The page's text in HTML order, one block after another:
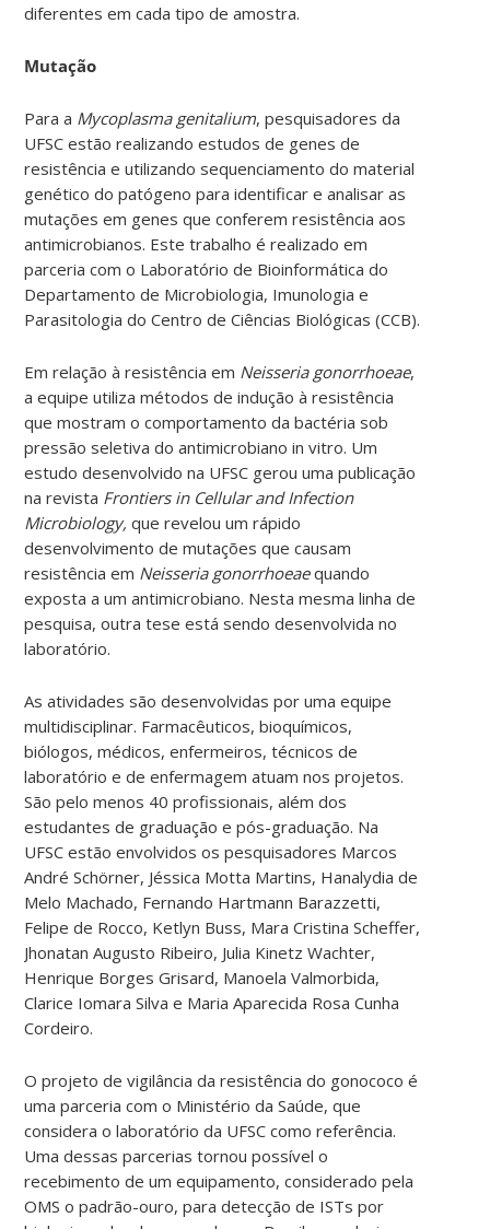
diferentes em cada tipo de amostra.
Mutação
Para a Mycoplasma genitalium, pesquisadores da
UFSC estão realizando estudos de genes de
resistência e utilizando sequenciamento do material
genético do patógeno para identificar e analisar as
mutações em genes que conferem resistência aos
antimicrobianos. Este trabalho é realizado em
parceria com o Laboratório de Bioinformática do
Departamento de Microbiologia, Imunologia e
Parasitologia do Centro de Ciências Biológicas (CCB).
Em relação à resistência em Neisseria gonorrhoeae,
a equipe utiliza métodos de indução à resistência
que mostram o comportamento da bactéria sob
pressão seletiva do antimicrobiano in vitro. Um
estudo desenvolvido na UFSC gerou uma publicação
na revista Frontiers in Cellular and Infection
Microbiology, que revelou um rápido
desenvolvimento de mutações que causam
resistência em Neisseria gonorrhoeaequando
exposta a um antimicrobiano. Nesta mesma linha de
pesquisa, outra tese está sendo desenvolvida no
laboratório.
As atividades são desenvolvidas por uma equipe
multidisciplinar. Farmacêuticos, bioquímicos,
biólogos, médicos, enfermeiros, técnicos de
laboratório e de enfermagem atuam nos projetos.
São pelo menos 40 profissionais, além dos
estudantes de graduação e pós-graduação. Na
UFSC estão envolvidos os pesquisadores Marcos
André Schörner, Jéssica Motta Martins, Hanalydia de
Melo Machado, Fernando Hartmann Barazzetti,
Felipe de Rocco, Ketlyn Buss, Mara Cristina Scheffer,
Jhonatan Augusto Ribeiro, Julia Kinetz Wachter,
Henrique Borges Grisard, Manoela Valmorbida,
Clarice Iomara Silva e Maria Aparecida Rosa Cunha
Cordeiro.
O projeto de vigilância da resistência do gonococo é
uma parceria com o Ministério da Saúde, que
considera o laboratório da UFSC como referência.
Uma dessas parcerias tornou possível o
recebimento de um equipamento, considerado pela
OMS o padrão-ouro, para detecção de ISTs por